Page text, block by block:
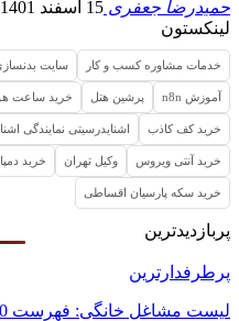
حمیدرضا جعفری 15 اسفند 1401
لینکستون
خدمات مشاوره کسب و کار سایت
آموزش n8n پرشین هتل خرید ساعت
خرید کف کاذب اشنایدرسیتی نمایندگی
خرید آنتی ویروس وکیل تهران خرید
خرید سکه پارسیان اقساطی
پربازدیدترین
پرطرفدارترین